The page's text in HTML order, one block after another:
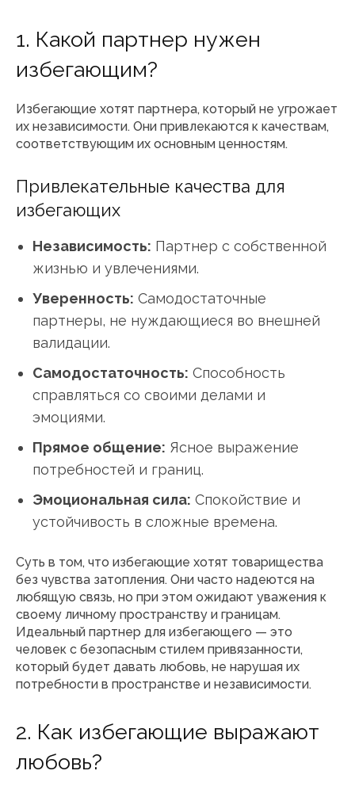
1. Какой партнер нужен
избегающим?
Избегающие хотят партнера, который не угрожает
их независимости. Они привлекаются к качествам,
соответствующим их основным ценностям.
Привлекательные качества для
избегающих
Независимость: Партнер с собственной
жизнью и увлечениями.
Уверенность: Самодостаточные
партнеры, не нуждающиеся во внешней
валидации.
Самодостаточность: Способность
справляться со своими делами и
эмоциями.
Прямое общение: Ясное выражение
потребностей и границ.
Эмоциональная сила: Спокойствие и
устойчивость в сложные времена.
Суть в том, что избегающие хотят товарищества
без чувства затопления. Они часто надеются на
любящую связь, но при этом ожидают уважения к
своему личному пространству и границам.
Идеальный партнер для избегающего — это
человек с безопасным стилем привязанности,
который будет давать любовь, не нарушая их
потребности в пространстве и независимости.
2. Как избегающие выражают
любовь?